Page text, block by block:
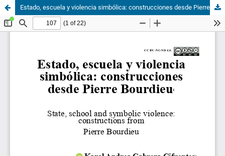
Estado, escuela y violencia simbólica: construcciones desde Pierre Bourdieu